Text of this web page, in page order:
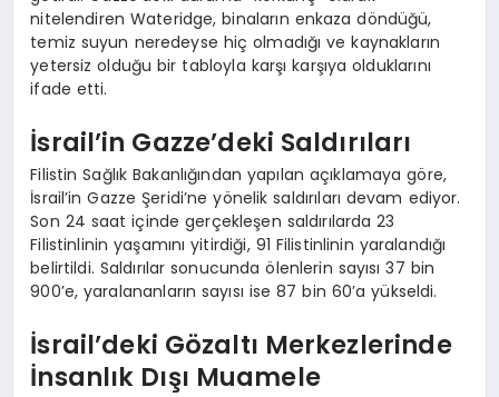
nitelendiren Wateridge, binaların enkaza döndüğü,
temiz suyun neredeyse hiç olmadığı ve kaynakların
yetersiz olduğu bir tabloyla karşı karşıya olduklarını
ifade etti.
İsrail’in Gazze’deki Saldırıları
Filistin Sağlık Bakanlığından yapılan açıklamaya göre,
İsrail’in Gazze Şeridi’ne yönelik saldırıları devam ediyor.
Son 24 saat içinde gerçekleşen saldırılarda 23
Filistinlinin yaşamını yitirdiği, 91 Filistinlinin yaralandığı
belirtildi. Saldırılar sonucunda ölenlerin sayısı 37 bin
900’e, yaralananların sayısı ise 87 bin 60’a yükseldi.
İsrail’deki Gözaltı Merkezlerinde
İnsanlık Dışı Muamele